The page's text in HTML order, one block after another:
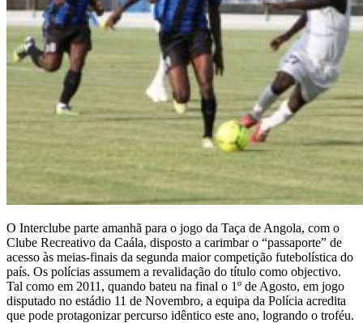
O Interclube parte amanhã para o jogo da Taça de Angola, com o
Clube Recreativo da Caála, disposto a carimbar o “passaporte” de
acesso às meias-finais da segunda maior competição futebolística do
país. Os polícias assumem a revalidação do título como objectivo.
Tal como em 2011, quando bateu na final o 1º de Agosto, em jogo
disputado no estádio 11 de Novembro, a equipa da Polícia acredita
que pode protagonizar percurso idêntico este ano, logrando o troféu.